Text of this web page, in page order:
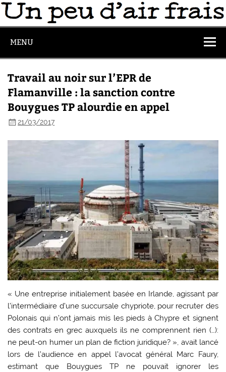
MENU
Travail au noir sur l’EPR de
Flamanville : la sanction contre
Bouygues TP alourdie en appel
21/03/2017
« Une entreprise initialement basée en Irlande, agissant par
l’intermédiaire d’une succursale chypriote, pour recruter des
Polonais qui n’ont jamais mis les pieds à Chypre et signent
des contrats en grec auxquels ils ne comprennent rien (…):
ne peut-on humer un plan de fiction juridique? », avait lancé
lors de l’audience en appel l’avocat général Marc Faury,
estimant que Bouygues TP ne pouvait ignorer les